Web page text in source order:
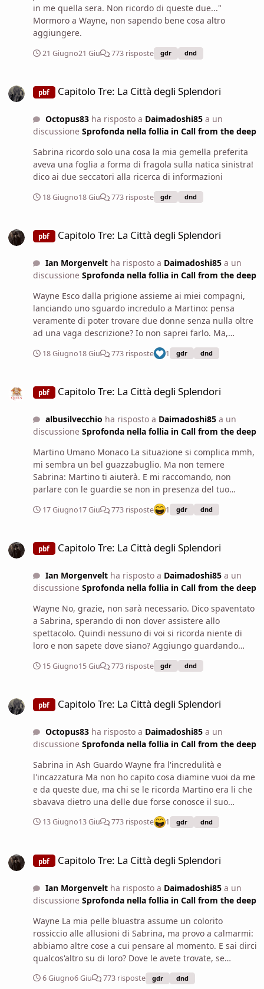
Sabrina, avete nominato dettagli, movenze, toni di voce.
Una più alta, formosa e estroversa, l'altra più minuta,
introversa e schiva. Per un po’ non è sembrato servire a
nulla. Poi, quasi per caso, un marinaio di passaggio si è
fermato a guardarvi meglio. All’inizio ha solo aggrottato
cercando un ricordo trascinato su dal fondo del mare.
Aspettate… due ragazze, dite? Una parlava sempre
con quell’aria da “va bene, come dici tu”. Si gratta la
barba, poi annuisce piano. Credo di averle viste.
in me quella sera. Non ricordo di queste due..."
Mormoro a Wayne, non sapendo bene cosa altro
aggiungere.
21 Giugno21 Giu 773 risposte gdr dnd
pbf Capitolo Tre: La Città degli Splendori
Octopus83ha risposto a Daimadoshi85a un
discussione Sprofonda nella follia in Call from the deep
Sabrina ricordo solo una cosa la mia gemella preferita
aveva una foglia a forma di fragola sulla natica sinistra!
dico ai due seccatori alla ricerca di informazioni
18 Giugno18 Giu 773 risposte gdr dnd
pbf Capitolo Tre: La Città degli Splendori
Ian Morgenveltha risposto a Daimadoshi85a un
discussione Sprofonda nella follia in Call from the deep
Wayne Esco dalla prigione assieme ai miei compagni,
lanciando uno sguardo incredulo a Martino: pensa
veramente di poter trovare due donne senza nulla oltre
ad una vaga descrizione? Io non saprei farlo. Ma,
effettivamente, anch'io non sono un esperto di magia:
non ho mai avuto modo di studiarla veramente. Dico a
po' di fortuna, però. Un bel po' di fortuna. Concludo
che la mia patrona sia in ascolto (e che, invece, sua
sorella sia temporaneamente impegnata).
18 Giugno18 Giu 773 risposte 1 gdr dnd
pbf Capitolo Tre: La Città degli Splendori
albusilvecchio ha risposto a Daimadoshi85a un
discussione Sprofonda nella follia in Call from the deep
Martino Umano Monaco La situazione si complica mmh,
mi sembra un bel guazzabuglio. Ma non temere
Sabrina: Martino ti aiuterà. E mi raccomando, non
parlare con le guardie se non in presenza del tuo
avvocato...e se a uno degli altri detenuti dovesse
scivolare la saponetta, non abbassarti per nessuna
Adesso andiamo a trovare le ragazze. Una volta che ci
altri voi che ne pensate? avete idea di come ritracciarle?
magari un mago ci potrà aiutare se gli spieghiamo il
esperto di magie e maghi
17 Giugno17 Giu 773 risposte 1 gdr dnd
pbf Capitolo Tre: La Città degli Splendori
Ian Morgenveltha risposto a Daimadoshi85a un
discussione Sprofonda nella follia in Call from the deep
Wayne No, grazie, non sarà necessario. Dico spaventato
a Sabrina, sperando di non dover assistere allo
spettacolo. Quindi nessuno di voi si ricorda niente di
loro e non sapete dove siano? Aggiungo guardando
anche Martino e Jon. Temo che questa faccenda non
verrà mai risolta.
15 Giugno15 Giu 773 risposte gdr dnd
pbf Capitolo Tre: La Città degli Splendori
Octopus83ha risposto a Daimadoshi85a un
discussione Sprofonda nella follia in Call from the deep
Sabrina in Ash Guardo Wayne fra l'incredulità e
l'incazzatura Ma non ho capito cosa diamine vuoi da me
e da queste due, ma chi se le ricorda Martino era li che
sbavava dietro una delle due forse conosce il suo
indirizzo. Erano di passaggio non isolane, quel che
sapevo e quel che ho fatto te l'ho condiviso, se vuoi
l'antica arte del dolce su e giù, con tanto di mimica
13 Giugno13 Giu 773 risposte 1 gdr dnd
pbf Capitolo Tre: La Città degli Splendori
Ian Morgenveltha risposto a Daimadoshi85a un
discussione Sprofonda nella follia in Call from the deep
Wayne La mia pelle bluastra assume un colorito
rossiccio alle allusioni di Sabrina, ma provo a calmarmi:
abbiamo altre cose a cui pensare al momento. E sai dirci
qualcos'altro su di loro? Dove le avete trovate, se
lavoravano per una ciurma di una nave o se erano
native di Gundarlun... Insomma, qualsiasi dettaglio per
6 Giugno6 Giu 773 risposte gdr dnd